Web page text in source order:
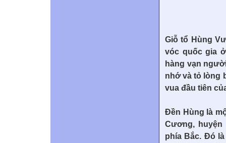
Giỗ tổ Hùng
vóc quốc gia
hàng vạn
nhớ và tỏ lòng
vua đầu tiên
Đền Hùng là
Cương, huyện
phía Bắc. Đó